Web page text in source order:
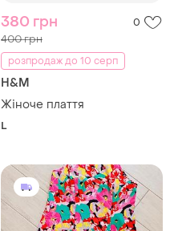
380 грн 0
400 грн
розпродаж до 10 серп
H&M
Жіноче плаття
L